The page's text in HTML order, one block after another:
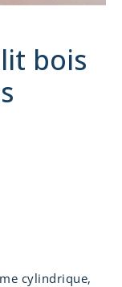
bois
cylindrique,